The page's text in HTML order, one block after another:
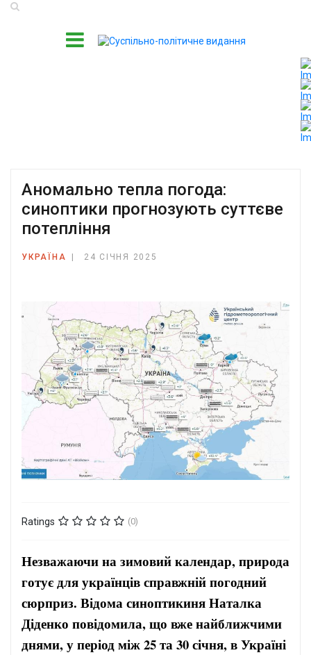
Аномально тепла погода:
синоптики прогнозують суттєве
потепління
УКРАЇНА 24 СІЧНЯ 2025
Ratings (0)
Незважаючи на зимовий календар, природа
готує для українців справжній погодний
сюрприз. Відома синоптикиня Наталка
Діденко повідомила, що вже найближчими
днями, у період між 25 та 30 січня, в Україні